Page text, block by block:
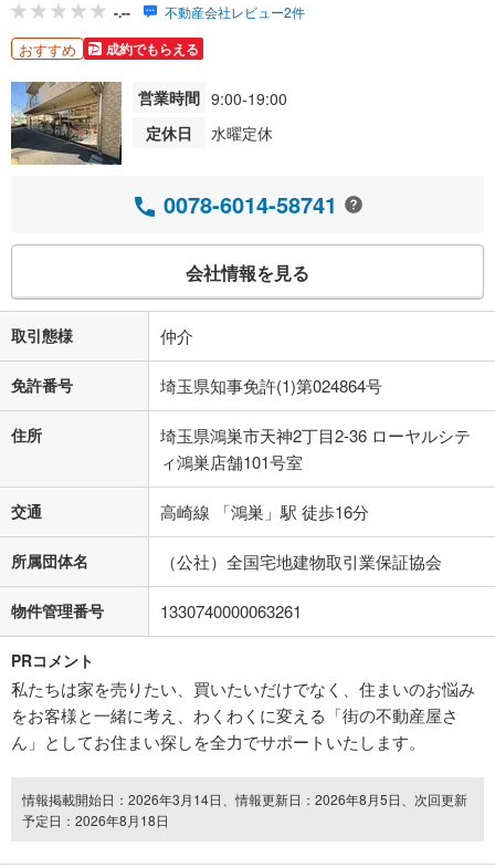
-.-- 不動産会社レビュー2件
おすすめ 成約でもらえる
営業時間 9:00-19:00
定休日
水曜定休
0078-6014-58741
会社情報を見る
取引態様 仲介
免許番号 埼玉県知事免許(1)第024864号
住所
埼玉県鴻巣市天神2丁目2-36 ローヤルシテ
ィ鴻巣店舗101号室
交通 高崎線 「鴻巣」駅 徒歩16分
所属団体名 （公社）全国宅地建物取引業保証協会
物件管理番号 1330740000063261
PRコメント
私たちは家を売りたい、買いたいだけでなく、住まいのお悩み
をお客様と一緒に考え、わくわくに変える「街の不動産屋さ
ん」としてお住まい探しを全力でサポートいたします。
情報掲載開始日：2026年3月14日、情報更新日：2026年8月5日、次回更新
予定日：2026年8月18日